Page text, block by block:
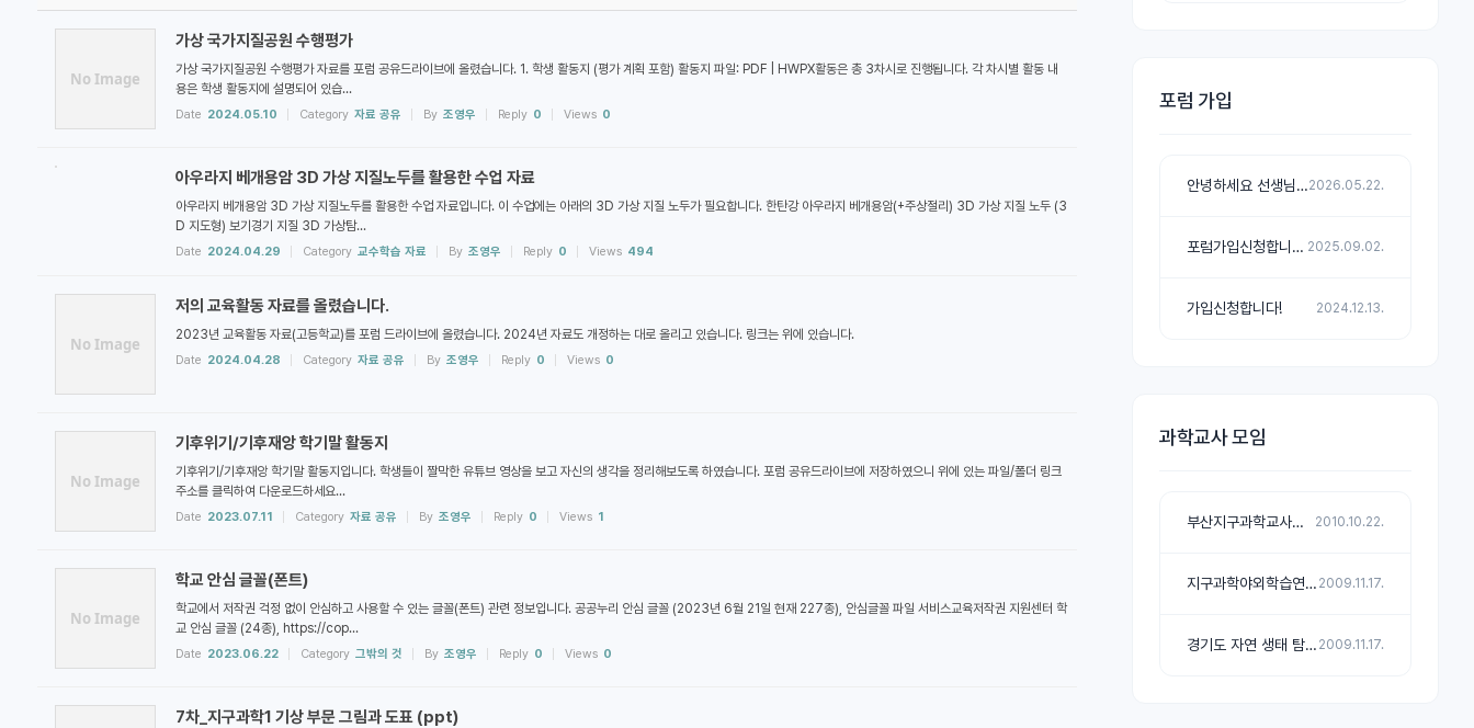
포럼 가입
안녕하세요 선생님! 가입 신청합니다!2026.05.22.
포럼가입신청합니다. 2025.09.02.
가입신청합니다! 2024.12.13.
과학교사 모임
부산지구과학교사연구회 2010.10.22.
지구과학야외학습연구회 &quot;지야연&quot; 2009.11.17.
경기도 자연 생태 탐구 교육 연구회 2009.11.17.
No Image
가상 국가지질공원 수행평가
가상 국가지질공원 수행평가 자료를 포럼 공유드라이브에 올렸습니다. 1. 학생 활동지 (평가 계획 포함) 활동지 파일: PDF | HWPX활동은 총 3차시로 진행됩니다. 각 차시별 활동 내
용은 학생 활동지에 설명되어 있습...
Date 2024.05.10 Category 자료 공유 By 조영우 Reply 0 Views 0
아우라지 베개용암 3D 가상 지질노두를 활용한 수업 자료
아우라지 베개용암 3D 가상 지질노두를 활용한 수업 자료입니다. 이 수업에는 아래의 3D 가상 지질 노두가 필요합니다. 한탄강 아우라지 베개용암(+주상절리) 3D 가상 지질 노두 (3
D 지도형) 보기경기 지질 3D 가상탐...
Date 2024.04.29 Category 교수학습 자료 By 조영우 Reply 0 Views 494
No Image
저의 교육활동 자료를 올렸습니다.
2023년 교육활동 자료(고등학교)를 포럼 드라이브에 올렸습니다. 2024년 자료도 개정하는 대로 올리고 있습니다. 링크는 위에 있습니다.
Date 2024.04.28 Category 자료 공유 By 조영우 Reply 0 Views 0
No Image
기후위기/기후재앙 학기말 활동지
기후위기/기후재앙 학기말 활동지입니다. 학생들이 짤막한 유튜브 영상을 보고 자신의 생각을 정리해보도록 하였습니다. 포럼 공유드라이브에 저장하였으니 위에 있는 파일/폴더 링크
주소를 클릭하여 다운로드하세요...
Date 2023.07.11 Category 자료 공유 By 조영우 Reply 0 Views 1
No Image
학교 안심 글꼴(폰트)
학교에서 저작권 걱정 없이 안심하고 사용할 수 있는 글꼴(폰트) 관련 정보입니다. 공공누리 안심 글꼴 (2023년 6월 21일 현재 227종), 안심글꼴 파일 서비스교육저작권 지원센터 학
교 안심 글꼴 (24종), https://cop...
Date 2023.06.22 Category 그밖의 것 By 조영우 Reply 0 Views 0
7차_지구과학1 기상 부문 그림과 도표 (ppt)